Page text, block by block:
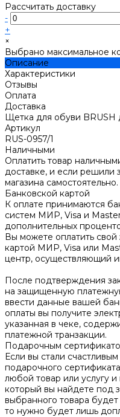
Рассчитать доставку
-
+
×
Выбрано максимальное
Описание
Характеристики
Отзывы
Оплата
Доставка
Щетка для обуви BRUSH
Артикул
RUS-0957/1
Наличными
Оплатить товар
доставке, и если решили
магазина самостоятельно.
Банковской картой
К оплате принимаются
систем МИР, Visa и
дополнительных
Вы можете оплатить свой
картой МИР, Visa или
центр, осуществляющий
После подтверждения
на защищенную
ввести данные вашей
оплаты вы получите
указанная в чеке,
платежной транзакции.
Подарочным
Если вы стали
подарочного
любой товар или услугу
который вы найдете под
выбранного товара
то нужно будет лишь